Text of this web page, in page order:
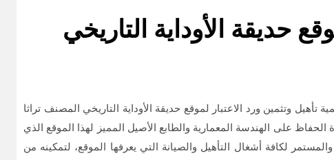
حديقة الأوداية التاريخي
الرسمي باسم الحكومة، الحسن عبيابة، يوم أمس الأربعاء 30 أكتوبر 2019 بالرباط، على أهمية تأهيل وتثمين ورد الاعتبار لموقع حديقة الأوداية التاريخي المصنف تراثا
الحفاظ على الهندسة المعمارية والطابع الأصيل المميز لهذا الموقع الذي
لكافة أشغال التأهيل والصيانة التي يعرفها الموقع، لتمكينه من